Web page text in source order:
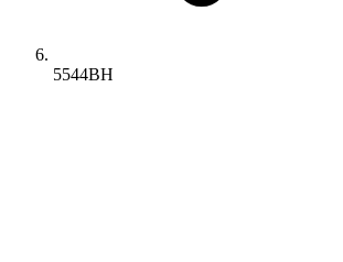
5544BH